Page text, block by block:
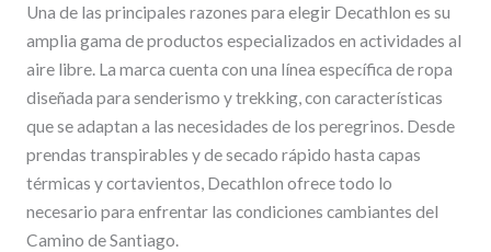
Una de las principales razones para elegir Decathlon es su
amplia gama de productos especializados en actividades al
aire libre. La marca cuenta con una línea específica de ropa
diseñada para senderismo y trekking, con características
que se adaptan a las necesidades de los peregrinos. Desde
prendas transpirables y de secado rápido hasta capas
térmicas y cortavientos, Decathlon ofrece todo lo
necesario para enfrentar las condiciones cambiantes del
Camino de Santiago.